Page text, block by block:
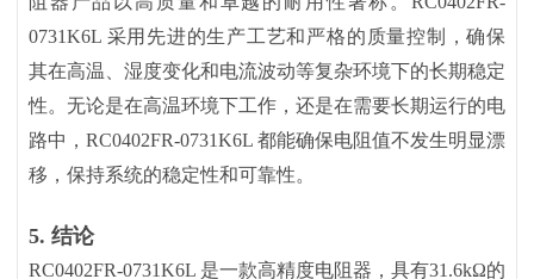
0731K6L 采用先进的生产工艺和严格的质量控制，确保
其在高温、湿度变化和电流波动等复杂环境下的长期稳定
性。无论是在高温环境下工作，还是在需要长期运行的电
路中，RC0402FR-0731K6L 都能确保电阻值不发生明显漂
移，保持系统的稳定性和可靠性。
5. 结论
RC0402FR-0731K6L 是一款高精度电阻器，具有31.6kΩ的